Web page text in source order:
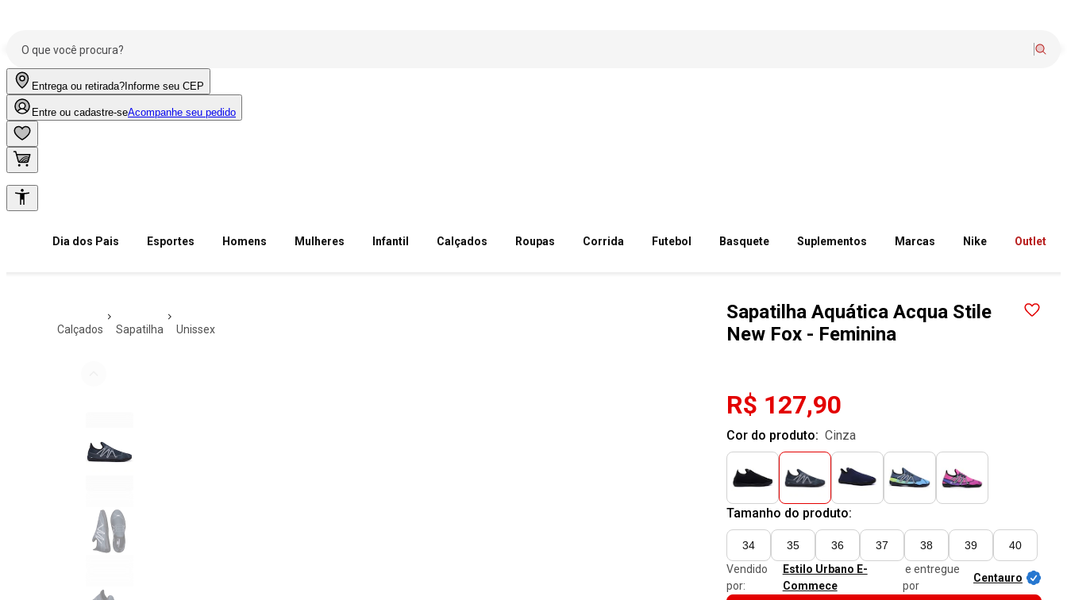
Entrega ou retirada? Informe seu CEP
Entre ou cadastre-seAcompanhe seu pedido
Dia dos Pais Esportes Homens Mulheres Infantil Calçados Roupas Corrida Futebol Basquete Suplementos Marcas Nike Outlet
calçados sapatilha unissex
Sapatilha Aquática Acqua Stile
New Fox - Feminina
R$ 127,90
Cor do produto: cinza
Tamanho do produto:
34 35 36 37 38 39
40
Vendido
por:
Estilo Urbano E-
Commece
e entregue
por
Centauro